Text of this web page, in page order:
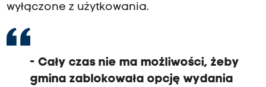
wyłączone z użytkowania.
- Cały czas nie ma możliwości, żeby
gmina zablokowała opcję wydania